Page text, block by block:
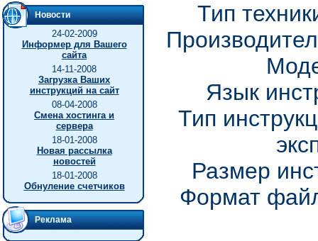
Новости
24-02-2009
Информер для Вашего
сайта
14-11-2008
Загрузка Ваших
инструкций на сайт
08-04-2008
Смена хостинга и
сервера
18-01-2008
Новая рассылка
новостей
18-01-2008
Обнуление счетчиков
Реклама
Тип
Язык
Тип
Размер
Формат